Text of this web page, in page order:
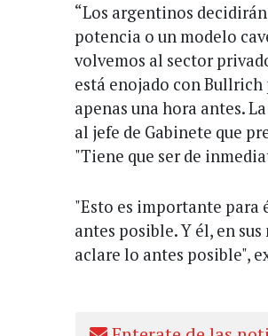
“Los argentinos
potencia o un modelo
volvemos al sector
está enojado con Bullrich
apenas una hora antes.
al jefe de Gabinete que
"Tiene que ser de
"Esto es importante para
antes posible. Y él, en
aclare lo antes posible",